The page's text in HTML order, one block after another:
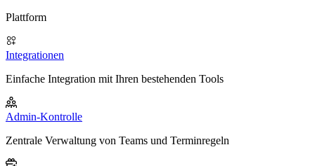
Plattform
Integrationen
Einfache Integration mit Ihren bestehenden Tools
Admin-Kontrolle
Zentrale Verwaltung von Teams und Terminregeln